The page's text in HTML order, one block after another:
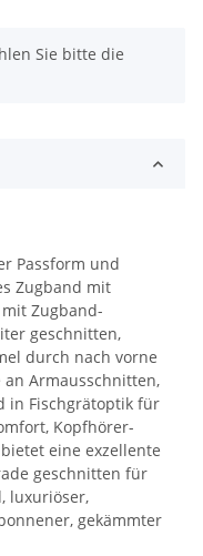
Sie bitte die
Passform und
Zugband mit
Zugband-
geschnitten,
durch nach vorne
Armausschnitten,
in Fischgrätoptik für
Kopfhörer-
eine exzellente
geschnitten für
luxuriöser,
gekämmter